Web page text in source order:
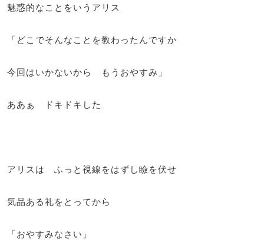
魅惑的なことをいうアリス
「どこでそんなことを教わったんですか
今回はいかないから もうおやすみ」
ああぁ ドキドキした
アリスは ふっと視線をはずし瞼を伏せ
気品ある礼をとってから
「おやすみなさい」